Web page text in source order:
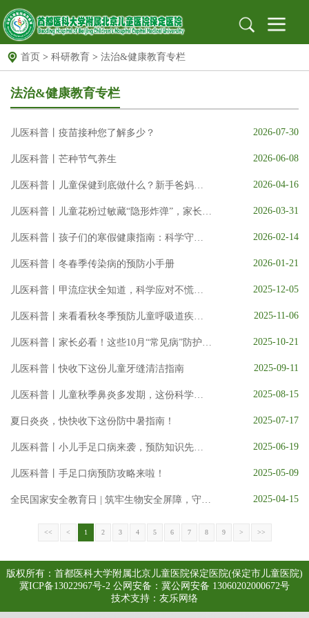
首页
医院概况 医院简介 组织架构
就医指南 出诊信息 保定专家 地址位置
党建园地 党建文化园地 工作动态 支部园地
信息公开 招标采购 公示栏 安全生产
图书馆 大医电子图书阅览系统 知网数据库 UpToDate临床顾问
医患交流
首页 > 科研教育 > 法治&健康教育专栏
法治&健康教育专栏
儿医科普丨疫苗接种您了解多少？ 2026-07-30
儿医科普丨芒种节气养生 2026-06-08
儿医科普丨儿童保健到底做什么？新手爸妈快来看看! 2026-04-16
儿医科普丨儿童花粉过敏藏“隐形炸弹”，家长必知3个信号＋5步防护 2026-03-31
儿医科普丨孩子们的寒假健康指南：科学守护，快乐过春节 2026-02-14
儿医科普丨冬春季传染病的预防小手册 2026-01-21
儿医科普丨甲流症状全知道，科学应对不慌张！ 2025-12-05
儿医科普丨​来看看秋冬季预防儿童呼吸道疾病的实用技巧！ 2025-11-06
儿医科普丨家长必看！这些10月“常见病”防护指南 2025-10-21
儿医科普丨快收下这份儿童牙缝清洁指南 2025-09-11
儿医科普丨儿童秋季鼻炎多发期，这份科学防治指南请收好 2025-08-15
夏日炎炎，快快收下这份防中暑指南！ 2025-07-17
儿医科普丨小儿手足口病来袭，预防知识先掌握！ 2025-06-19
儿医科普丨手足口病预防攻略来啦！ 2025-05-09
全民国家安全教育日 | 筑牢生物安全屏障，守护生命共同未来 2025-04-15
<< < 1 2 3 4 5 6 7 8 9 > >>
版权所有：首都医科大学附属北京儿童医院保定医院(保定市儿童医院)
冀ICP备13022967号-2 公网安备：冀公网安备 13060202000672号
技术支持： 友乐网络